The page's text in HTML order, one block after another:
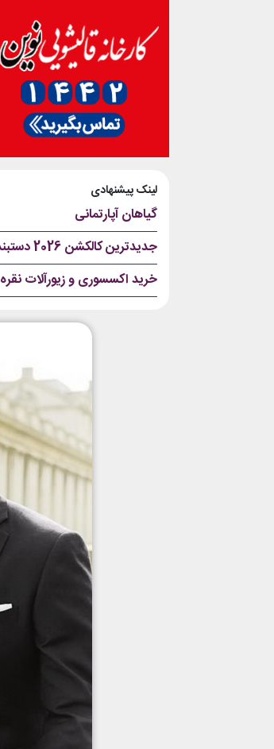
لینک پیشنهادی
گیاهان آپارتمانی
جدیدترین کالکشن 2026 دستبند نقره پاندورا
خرید اکسسوری و زیورآلات نقره